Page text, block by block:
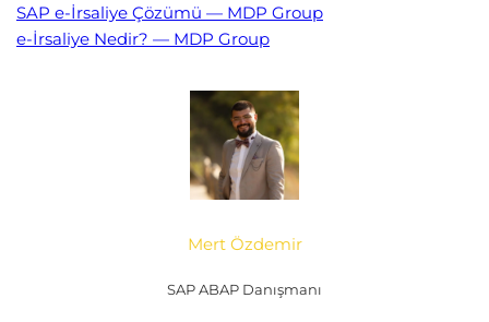
SAP e-İrsaliye Çözümü — MDP Group
e-İrsaliye Nedir? — MDP Group
Mert Özdemir
SAP ABAP Danışmanı